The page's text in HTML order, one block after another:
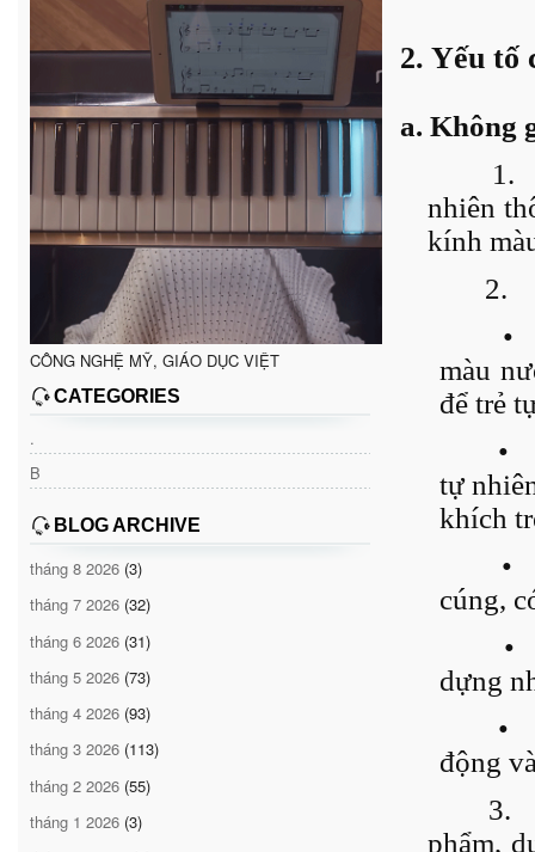
CÔNG NGHỆ MỸ, GIÁO DỤC VIỆT
CATEGORIES
.
B
BLOG ARCHIVE
tháng 8 2026 (3)
tháng 7 2026 (32)
tháng 6 2026 (31)
tháng 5 2026 (73)
tháng 4 2026 (93)
tháng 3 2026 (113)
tháng 2 2026 (55)
tháng 1 2026 (3)
2. Yếu tố
a. Không
1.
nhiên
kính
2.
•
màu
để trẻ
•
tự
khích
•
cúng,
•
dựng
•
động
3.
phẩm,